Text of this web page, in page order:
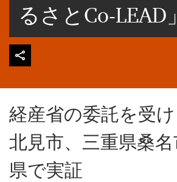
るさとCo-LEAD
経産省の委託を受
北見市、三重県桑
県で実証